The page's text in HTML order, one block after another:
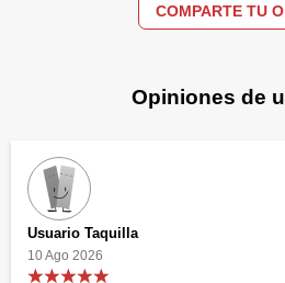
COMPARTE TU
Opiniones de
Usuario Taquilla
10 Ago 2026